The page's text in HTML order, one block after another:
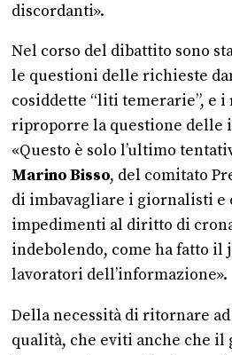
discordanti».
Nel corso del dibattito sono
le questioni delle richieste
cosiddette “liti temerarie”, e
riproporre la questione delle
«Questo è solo l’ultimo
Marino Bisso, del comitato
di imbavagliare i giornalisti e
impedimenti al diritto di
indebolendo, come ha fatto il
lavoratori dell’informazione».
Della necessità di ritornare
qualità, che eviti anche che il